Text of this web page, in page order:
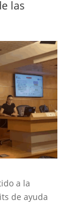
las
a la
de ayuda